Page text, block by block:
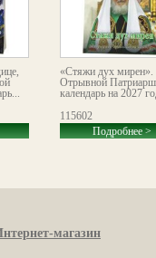
«Стяжи дух мирен».
Отрывной
календарь на 2027
115602
Подробнее >
магазин